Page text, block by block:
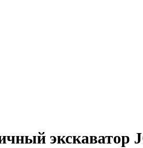
экскаватор